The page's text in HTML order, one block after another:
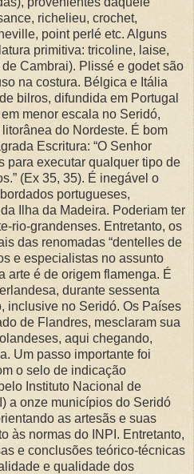
richelieu, crochet,
point perlé etc. Alguns
primitiva: tricoline, laise,
Cambrai). Plissé e godet são
na costura. Bélgica e Itália
bilros, difundida em Portugal
menor escala no Seridó,
do Nordeste. É bom
Escritura: “O Senhor
para executar qualquer tipo de
(Ex 35, 35). É inegável o
portugueses,
Ilha da Madeira. Poderiam ter
rio-grandenses. Entretanto, os
das renomadas “dentelles de
e especialistas no assunto
arte é de origem flamenga. É
durante sessenta
inclusive no Seridó. Os Países
de Flandres, mesclaram sua
aqui chegando,
Um passo importante foi
o selo de indicação
Instituto Nacional de
a onze municípios do Seridó
as artesãs e suas
às normas do INPI. Entretanto,
e conclusões teórico-técnicas
e qualidade dos